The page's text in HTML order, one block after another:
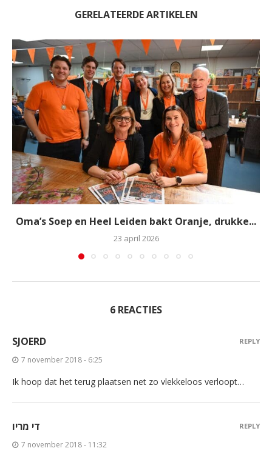
GERELATEERDE ARTIKELEN
Oma’s Soep en Heel Leiden bakt Oranje, drukke...
23 april 2026
6 REACTIES
SJOERD
7 november 2018 - 6:25
Ik hoop dat het terug plaatsen net zo vlekkeloos verloopt…
REPLY
די מריו
7 november 2018 - 11:32
REPLY